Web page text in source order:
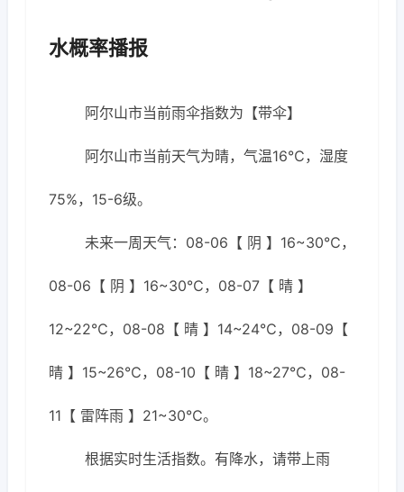
水概率播报
阿尔山市当前雨伞指数为【带伞】
阿尔山市当前天气为晴，气温16℃，湿度
75%，15-6级。
未来一周天气：08-06【 阴 】16~30℃，
08-06【 阴 】16~30℃，08-07【 晴 】
12~22℃，08-08【 晴 】14~24℃，08-09【
晴 】15~26℃，08-10【 晴 】18~27℃，08-
11【 雷阵雨 】21~30℃。
根据实时生活指数。有降水，请带上雨